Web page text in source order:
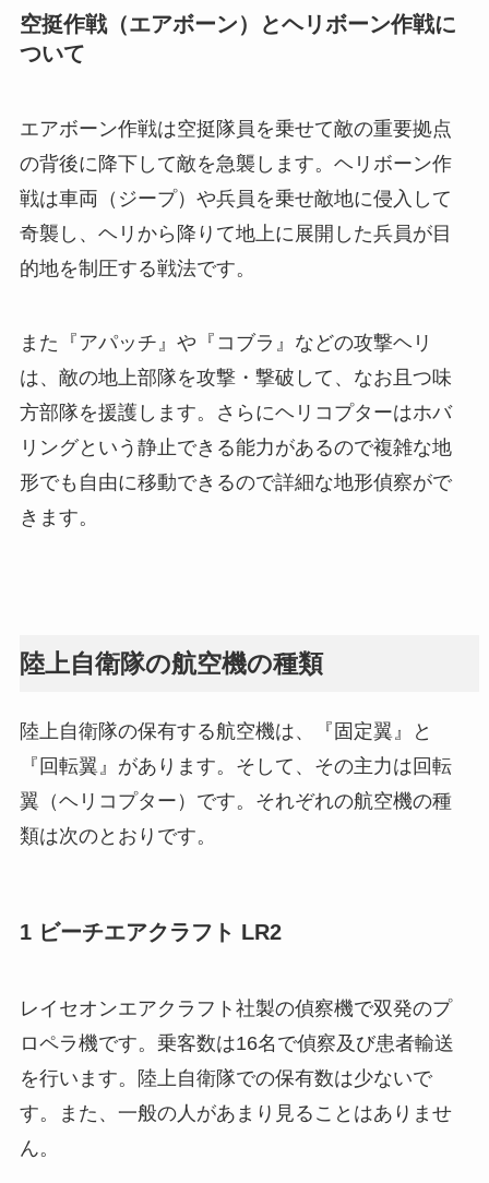
空挺作戦（エアボーン）とヘリボーン作戦に
ついて
エアボーン作戦は空挺隊員を乗せて敵の重要拠点
の背後に降下して敵を急襲します。ヘリボーン作
戦は車両（ジープ）や兵員を乗せ敵地に侵入して
奇襲し、ヘリから降りて地上に展開した兵員が目
的地を制圧する戦法です。
また『アパッチ』や『コブラ』などの攻撃ヘリ
は、敵の地上部隊を攻撃・撃破して、なお且つ味
方部隊を援護します。さらにヘリコプターはホバ
リングという静止できる能力があるので複雑な地
形でも自由に移動できるので詳細な地形偵察がで
きます。
陸上自衛隊の航空機の種類
陸上自衛隊の保有する航空機は、『固定翼』と
『回転翼』があります。そして、その主力は回転
翼（ヘリコプター）です。それぞれの航空機の種
類は次のとおりです。
1 ビーチエアクラフト LR2
レイセオンエアクラフト社製の偵察機で双発のプ
ロペラ機です。乗客数は16名で偵察及び患者輸送
を行います。陸上自衛隊での保有数は少ないで
す。また、一般の人があまり見ることはありませ
ん。